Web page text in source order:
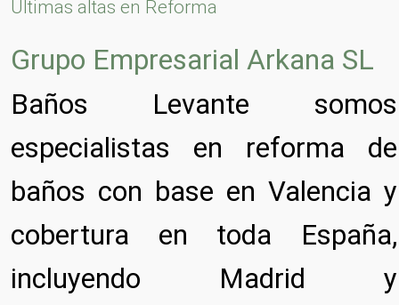
Últimas altas en Reforma
Grupo Empresarial Arkana SL
Baños Levante somos
especialistas en reforma de
baños con base en Valencia y
cobertura en toda España,
incluyendo Madrid y